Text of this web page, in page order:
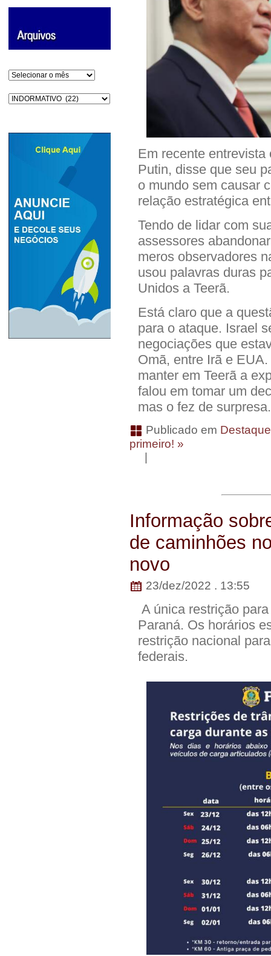
Arquivos
Categorias
Em recente
Putin, disse que seu
o mundo sem causar
relação estratégica
Tendo de lidar com
assessores
meros observadores
usou palavras duras
Unidos a Teerã.
Está claro que a
para o ataque. Israel
negociações que
Omã, entre Irã e
manter em Teerã a
falou em tomar um
mas o fez de surpresa.
Publicado em
primeiro! »
Informação
de caminhões
novo
23/dez/2022 . 13:55
A única restrição
Paraná. Os horários
restrição nacional
federais.